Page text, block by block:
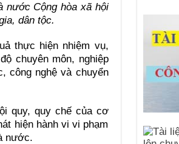
nước Cộng hòa xã hội
dân tộc.
thực hiện nhiệm vụ,
chuyên môn, nghiệp
công nghệ và chuyển
quy, quy chế của cơ
hiện hành vi vi phạm
nước.